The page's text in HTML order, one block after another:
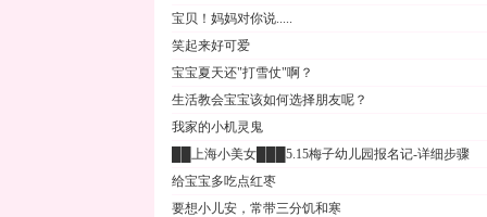
宝贝！妈妈对你说.....
笑起来好可爱
宝宝夏天还"打雪仗"啊？
生活教会宝宝该如何选择朋友呢？
我家的小机灵鬼
██上海小美女███5.15梅子幼儿园报名记-详细步骤
给宝宝多吃点红枣
要想小儿安，常带三分饥和寒